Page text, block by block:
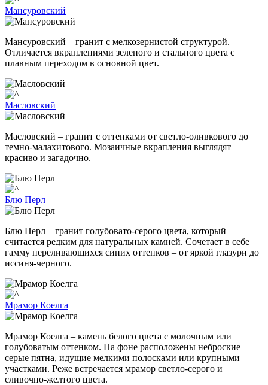
Мансуровский
Мансуровский – гранит с мелкозернистой структурой.
Отличается вкраплениями зеленого и стального цвета с
плавным переходом в основной цвет.
Масловский
Масловский – гранит с оттенками от светло-оливкового до
темно-малахитового. Мозаичные вкрапления выглядят
красиво и загадочно.
Блю Перл
Блю Перл – гранит голубовато-серого цвета, который
считается редким для натуральных камней. Сочетает в себе
гамму переливающихся синих оттенков – от яркой глазури до
иссиня-черного.
Мрамор Коелга
Мрамор Коелга – камень белого цвета с молочным или
голубоватым оттенком. На фоне расположены неброские
серые пятна, идущие мелкими полосками или крупными
участками. Реже встречается мрамор светло-серого и
сливочно-желтого цвета.